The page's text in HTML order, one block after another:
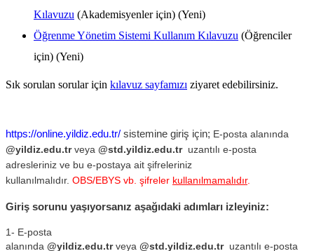
Kılavuzu (Akademisyenler için) (Yeni)
Öğrenme Yönetim Sistemi Kullanım Kılavuzu (Öğrenciler
için) (Yeni)
Sık sorulan sorular için kılavuz sayfamızı ziyaret edebilirsiniz.
https://online.yildiz.edu.tr/ sistemine giriş için; E-posta alanında
@yildiz.edu.trveya @std.yildiz.edu.truzantılı e-posta
adresleriniz ve bu e-postaya ait şifreleriniz
kullanılmalıdır. OBS/EBYS vb. şifreler kullanılmamalıdır.
Giriş sorunu yaşıyorsanız aşağıdaki adımları izleyiniz:
1- E-posta
alanında @yildiz.edu.trveya @std.yildiz.edu.truzantılı e-posta